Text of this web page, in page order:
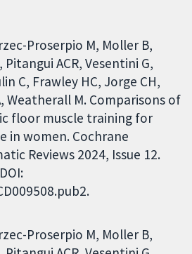
Proserpio M, Moller B,
ACR, Vesentini G,
C, Frawley HC, Jorge CH,
Weatherall M. Comparisons of
floor muscle training for
in women. Cochrane
Reviews 2024, Issue 12.
Proserpio M Moller B